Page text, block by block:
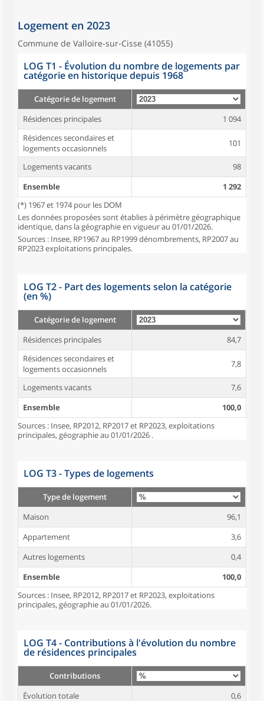
Logement en 2023
Commune de Valloire-sur-Cisse (41055)
LOG T1 - Évolution du nombre de logements par
catégorie en historique depuis 1968
Catégorie de logement
Résidences principales
1 094
Résidences secondaires et
logements occasionnels
101
Logements vacants
98
Ensemble
1 292
(*) 1967 et 1974 pour les DOM
Les données proposées sont établies à périmètre géographique
identique, dans la géographie en vigueur au 01/01/2026.
Sources : Insee, RP1967 au RP1999 dénombrements, RP2007 au
RP2023 exploitations principales.
LOG T2 - Part des logements selon la catégorie
(en %)
Catégorie de logement
Résidences principales
84,7
Résidences secondaires et
logements occasionnels
7,8
Logements vacants
7,6
Ensemble
100,0
Sources : Insee, RP2012, RP2017 et RP2023, exploitations
principales, géographie au 01/01/2026 .
LOG T3 - Types de logements
Type de logement
Maison
96,1
Appartement
3,6
Autres logements
0,4
Ensemble
100,0
Sources : Insee, RP2012, RP2017 et RP2023, exploitations
principales, géographie au 01/01/2026.
LOG T4 - Contributions à l'évolution du nombre
de résidences principales
Contributions
Évolution totale
0,6